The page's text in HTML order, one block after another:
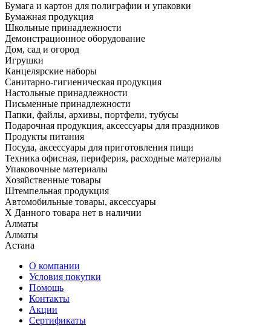
Бумага и картон для полиграфии и упаковки
Бумажная продукция
Школьные принадлежности
Демонстрационное оборудование
Дом, сад и огород
Игрушки
Канцелярские наборы
Санитарно-гигиеническая продукция
Настольные принадлежности
Письменные принадлежности
Папки, файлы, архивы, портфели, тубусы
Подарочная продукция, аксессуары для праздников
Продукты питания
Посуда, аксессуары для приготовления пищи
Техника офисная, периферия, расходные материалы
Упаковочные материалы
Хозяйственные товары
Штемпельная продукция
Автомобильные товары, аксессуары
X Данного товара нет в наличии
Алматы
Алматы
Астана
О компании
Условия покупки
Помощь
Контакты
Акции
Сертификаты